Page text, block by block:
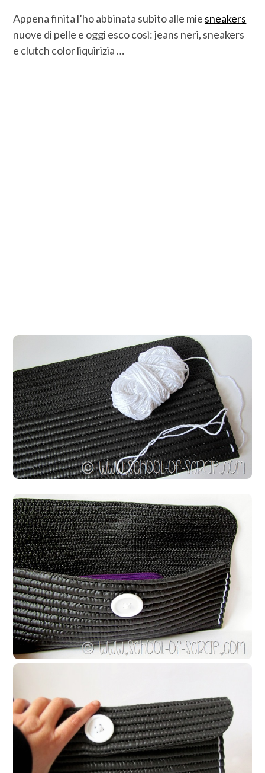
Appena finita l’ho abbinata subito alle mie sneakers
nuove di pelle e oggi esco così: jeans neri, sneakers
e clutch color liquirizia …